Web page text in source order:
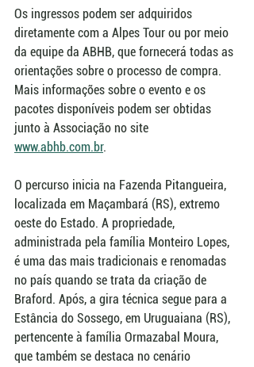
Os ingressos podem ser adquiridos
diretamente com a Alpes Tour ou por meio
da equipe da ABHB, que fornecerá todas as
orientações sobre o processo de compra.
Mais informações sobre o evento e os
pacotes disponíveis podem ser obtidas
junto à Associação no site
www.abhb.com.br.
O percurso inicia na Fazenda Pitangueira,
localizada em Maçambará (RS), extremo
oeste do Estado. A propriedade,
administrada pela família Monteiro Lopes,
é uma das mais tradicionais e renomadas
no país quando se trata da criação de
Braford. Após, a gira técnica segue para a
Estância do Sossego, em Uruguaiana (RS),
pertencente à família Ormazabal Moura,
que também se destaca no cenário